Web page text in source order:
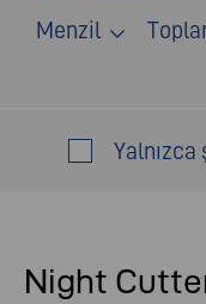
Menzil
Yalnızca
Night